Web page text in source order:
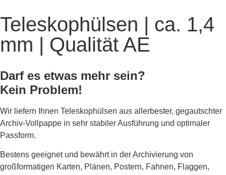
Teleskophülsen | ca. 1,4
mm | Qualität AE
Darf es etwas mehr sein?
Kein Problem!
Wir liefern Ihnen Teleskophülsen aus allerbester, gegautschter
Archiv-Vollpappe in sehr stabiler Ausführung und optimaler
Passform.
Bestens geeignet und bewährt in der Archivierung von
großformatigen Karten, Plänen, Postern, Fahnen, Flaggen,